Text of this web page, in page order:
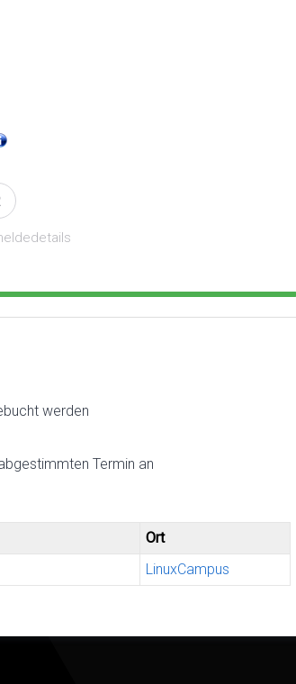
werden
Termin an
Ort
LinuxCampus